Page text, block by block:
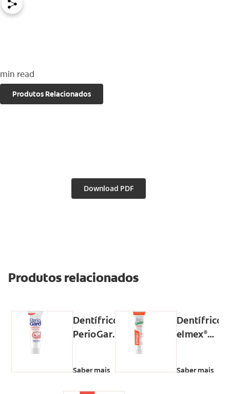
min read
Produtos Relacionados
Download PDF
Produtos relacionados
Dentífrico
PerioGard
Gengivas
Saber mais
Dentífrico
elmex®
Saber mais